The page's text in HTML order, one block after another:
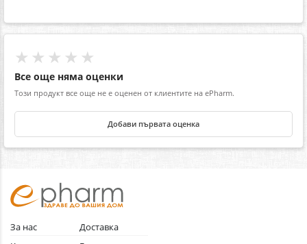
★★★★★
Все още няма оценки
Този продукт все още не е оценен от клиентите на ePharm.
Добави първата оценка
За нас
Доставка